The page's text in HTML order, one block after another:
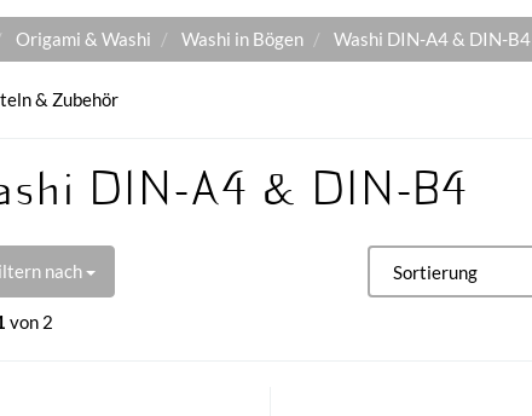
Origami & Washi Washi in Bögen Washi DIN-A4 & DIN-B4
DIN-A4 & DIN-B4
nach
von 2